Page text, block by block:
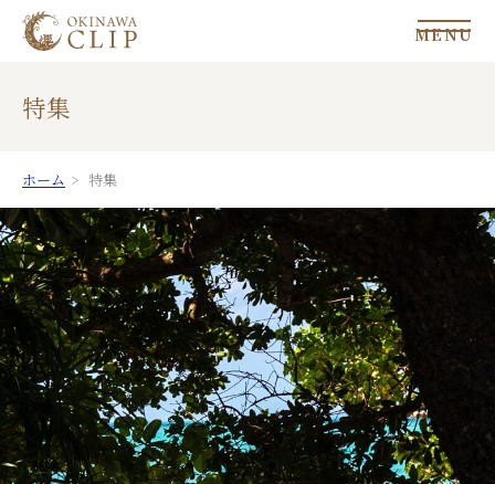
MENU
特集
ホーム 特集